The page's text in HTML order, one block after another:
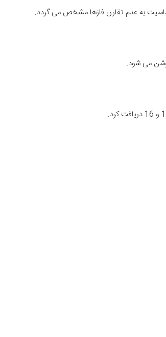
به عدم تقارن فازها مشخص می گردد.
می شود.